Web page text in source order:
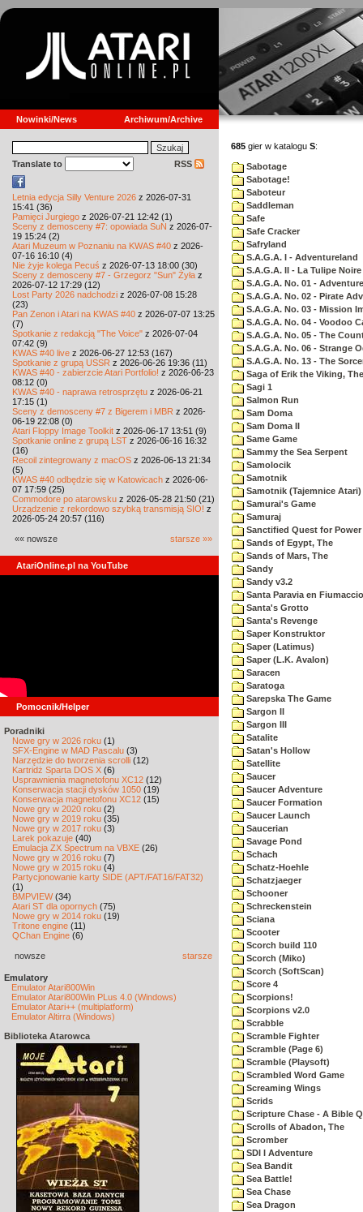
Nowinki/News Archiwum/Archive
Translate to RSS
Letnia edycja Silly Venture 2026 z 2026-07-31
15:41 (36)
Pamięci Jurgiego z 2026-07-21 12:42 (1)
Sceny z demosceny #7: opowiada SuN z 2026-07-
19 15:24 (2)
Atari Muzeum w Poznaniu na KWAS #40 z 2026-
07-16 16:10 (4)
Nie żyje kolega Pecuś z 2026-07-13 18:00 (30)
Sceny z demosceny #7 - Grzegorz "Sun" Żyła z
2026-07-12 17:29 (12)
Lost Party 2026 nadchodzi z 2026-07-08 15:28
(23)
Pan Zenon i Atari na KWAS #40 z 2026-07-07 13:25
(7)
Spotkanie z redakcją "The Voice" z 2026-07-04
07:42 (9)
KWAS #40 live z 2026-06-27 12:53 (167)
Spotkanie z grupą USSR z 2026-06-26 19:36 (11)
KWAS #40 - zabierzcie Atari Portfolio! z 2026-06-23
08:12 (0)
KWAS #40 - naprawa retrosprzętu z 2026-06-21
17:15 (1)
Sceny z demosceny #7 z Bigerem i MBR z 2026-
06-19 22:08 (0)
Atari Floppy Image Toolkit z 2026-06-17 13:51 (9)
Spotkanie online z grupą LST z 2026-06-16 16:32
(16)
Recoil zintegrowany z macOS z 2026-06-13 21:34
(5)
KWAS #40 odbędzie się w Katowicach z 2026-06-
07 17:59 (25)
Commodore po atarowsku z 2026-05-28 21:50 (21)
Urządzenie z rekordowo szybką transmisją SIO! z
2026-05-24 20:57 (116)
«« nowsze starsze »»
AtariOnline.pl na YouTube
Pomocnik/Helper
Poradniki
Nowe gry w 2026 roku (1)
SFX-Engine w MAD Pascalu (3)
Narzędzie do tworzenia scrolli (12)
Kartridż Sparta DOS X (6)
Usprawnienia magnetofonu XC12 (12)
Konserwacja stacji dysków 1050 (19)
Konserwacja magnetofonu XC12 (15)
Nowe gry w 2020 roku (2)
Nowe gry w 2019 roku (35)
Nowe gry w 2017 roku (3)
Larek pokazuje (40)
Emulacja ZX Spectrum na VBXE (26)
Nowe gry w 2016 roku (7)
Nowe gry w 2015 roku (4)
Partycjonowanie karty SIDE (APT/FAT16/FAT32)
(1)
BMPVIEW(34)
Atari ST dla opornych (75)
Nowe gry w 2014 roku (19)
Tritone engine (11)
QChan Engine (6)
nowsze starsze
Emulatory
Emulator Atari800Win
Emulator Atari800Win PLus 4.0 (Windows)
Emulator Atari++ (multiplatform)
Emulator Altirra (Windows)
Biblioteka Atarowca
685 gier w katalogu S:
Sabotage
Sabotage!
Saboteur
Saddleman
Safe
Safe Cracker
Safryland
S.A.G.A. I - Adventureland
S.A.G.A. II - La Tulipe Noire
S.A.G.A. No. 01 -
S.A.G.A. No. 02 - Pirate
S.A.G.A. No. 03 - Mission
S.A.G.A. No. 04 - Voodoo
S.A.G.A. No. 05 - The
S.A.G.A. No. 06 - Strange
S.A.G.A. No. 13 - The
Saga of Erik the Viking, The
Sagi 1
Salmon Run
Sam Doma
Sam Doma II
Same Game
Sammy the Sea Serpent
Samolocik
Samotnik
Samotnik (Tajemnice Atari)
Samurai's Game
Samuraj
Sanctified Quest for Power
Sands of Egypt, The
Sands of Mars, The
Sandy
Sandy v3.2
Santa Paravia en Fiumaccio
Santa's Grotto
Santa's Revenge
Saper Konstruktor
Saper (Latimus)
Saper (L.K. Avalon)
Saracen
Saratoga
Sarepska The Game
Sargon II
Sargon III
Satalite
Satan's Hollow
Satellite
Saucer
Saucer Adventure
Saucer Formation
Saucer Launch
Saucerian
Savage Pond
Schach
Schatz-Hoehle
Schatzjaeger
Schooner
Schreckenstein
Sciana
Scooter
Scorch build 110
Scorch (Miko)
Scorch (SoftScan)
Score 4
Scorpions!
Scorpions v2.0
Scrabble
Scramble Fighter
Scramble (Page 6)
Scramble (Playsoft)
Scrambled Word Game
Screaming Wings
Scrids
Scripture Chase - A Bible
Scrolls of Abadon, The
Scromber
SDI I Adventure
Sea Bandit
Sea Battle!
Sea Chase
Sea Dragon